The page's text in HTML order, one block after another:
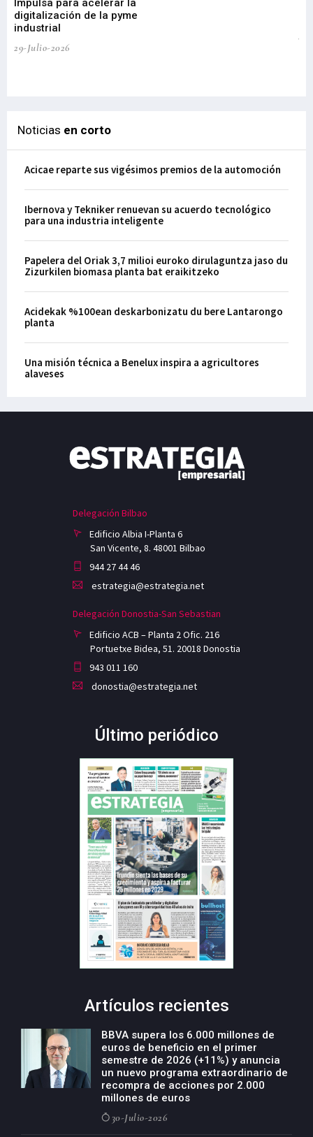
Impulsa para acelerar la
digitalización de la pyme
industrial
29-Julio-2026
Noticias en corto
Acicae reparte sus vigésimos premios de la automoción
Ibernova y Tekniker renuevan su acuerdo tecnológico
para una industria inteligente
Papelera del Oriak 3,7 milioi euroko dirulaguntza jaso du
Zizurkilen biomasa planta bat eraikitzeko
Acidekak %100ean deskarbonizatu du bere Lantarongo
planta
Una misión técnica a Benelux inspira a agricultores
alaveses
Delegación Bilbao
Edificio Albia I-Planta 6
San Vicente, 8. 48001 Bilbao
944 27 44 46
estrategia@estrategia.net
Delegación Donostia-San Sebastian
Edificio ACB – Planta 2 Ofic. 216
Portuetxe Bidea, 51. 20018 Donostia
943 011 160
donostia@estrategia.net
Último periódico
Artículos recientes
BBVA supera los 6.000 millones de
euros de beneficio en el primer
semestre de 2026 (+11%) y anuncia
un nuevo programa extraordinario de
recompra de acciones por 2.000
millones de euros
30-Julio-2026